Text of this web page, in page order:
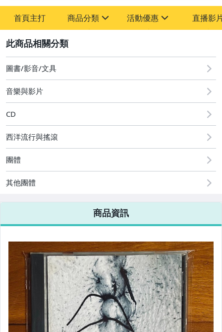
首頁主打 商品分類
其它
活動優惠
[全店] 粉絲專享
[全店] 週年慶
直播影
圖書/影音/文具
音樂與影片
CD
西洋流行與搖滾
團體
其他團體
商品資訊